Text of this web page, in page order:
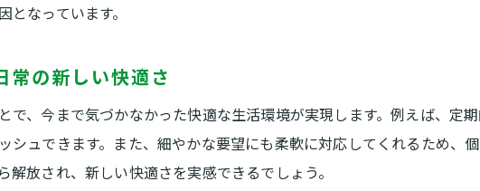
便利屋のサービス内容と料金を比較して選
信頼性の高い便利屋を探す具体的なコツ
便利屋選びで失敗しないための注意点
なっています。
常の新しい快適さ
で、今まで気づかなかった快適な生活環境が実現します。例えば、定
シュできます。また、細やかな要望にも柔軟に対応してくれるため、
解放され、新しい快適さを実感できるでしょう。